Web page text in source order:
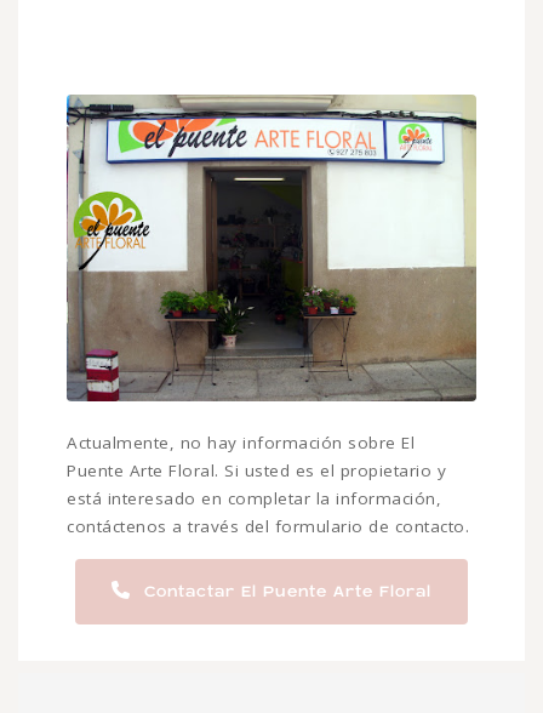
Actualmente, no hay información sobre El
Puente Arte Floral. Si usted es el propietario y
está interesado en completar la información,
contáctenos a través del formulario de contacto.
Contactar El Puente Arte Floral